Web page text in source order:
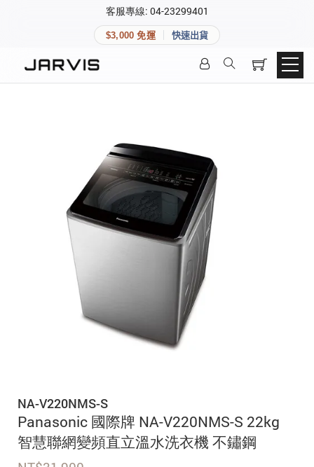
客服專線: 04-23299401
$3,000 免運 快速出貨
NA-V220NMS-S
Panasonic 國際牌 NA-V220NMS-S 22kg
智慧聯網變頻直立溫水洗衣機 不鏽鋼
快速連結
登入後可查看訂單、會員資料與收藏清單。
登入會員
建立新帳號
加入 JARVIS VIP